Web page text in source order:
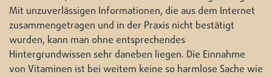
Mit unzuverlässigen Informationen, die aus dem Internet
zusammengetragen und in der Praxis nicht bestätigt
wurden, kann man ohne entsprechendes
Hintergrundwissen sehr daneben liegen. Die Einnahme
von Vitaminen ist bei weitem keine so harmlose Sache wie